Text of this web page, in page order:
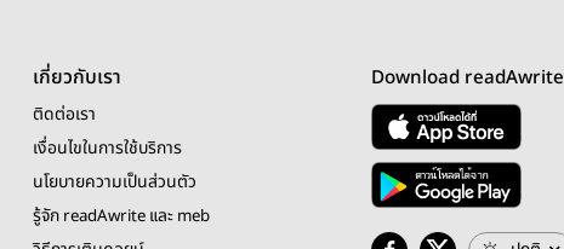
เกี่ยวกับเรา
ติดต่อเรา
เงื่อนไขในการใช้บริการ
นโยบายความเป็นส่วนตัว
รู้จัก readAwrite และ meb
Download readAwrite